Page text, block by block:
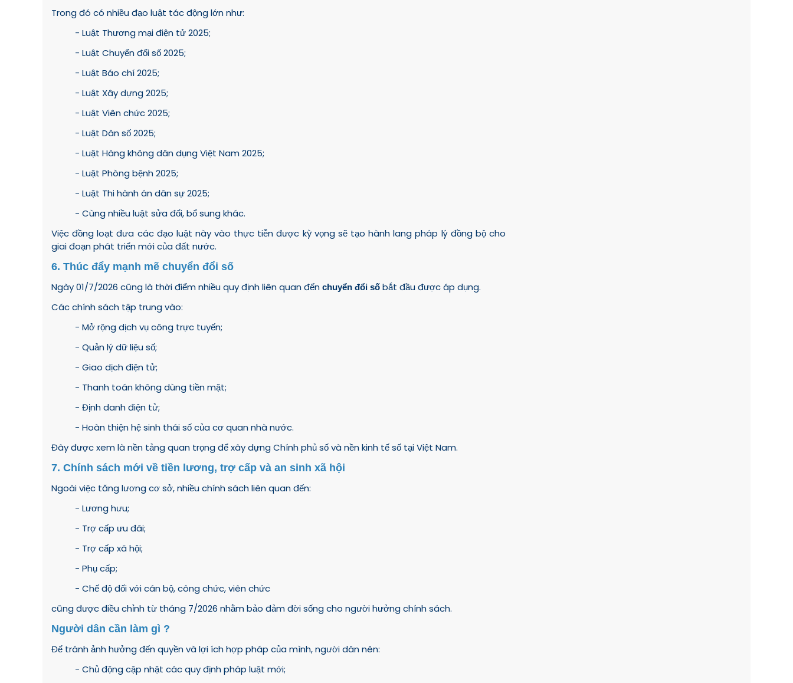
Trong đó có nhiều đạo luật tác động lớn như:
- Luật Thương mại điện tử 2025;
- Luật Chuyển đổi số 2025;
- Luật Báo chí 2025;
- Luật Xây dựng 2025;
- Luật Viên chức 2025;
- Luật Dân số 2025;
- Luật Hàng không dân dụng Việt Nam 2025;
- Luật Phòng bệnh 2025;
- Luật Thi hành án dân sự 2025;
- Cùng nhiều luật sửa đổi, bổ sung khác.
Việc đồng loạt đưa các đạo luật này vào thực tiễn được kỳ vọng sẽ tạo hành lang pháp lý đồng bộ cho
giai đoạn phát triển mới của đất nước.
6. Thúc đẩy mạnh mẽ chuyển đổi số
Ngày 01/7/2026 cũng là thời điểm nhiều quy định liên quan đến chuyển đổi số bắt đầu được áp dụng.
Các chính sách tập trung vào:
- Mở rộng dịch vụ công trực tuyến;
- Quản lý dữ liệu số;
- Giao dịch điện tử;
- Thanh toán không dùng tiền mặt;
- Định danh điện tử;
- Hoàn thiện hệ sinh thái số của cơ quan nhà nước.
Đây được xem là nền tảng quan trọng để xây dựng Chính phủ số và nền kinh tế số tại Việt Nam.
7. Chính sách mới về tiền lương, trợ cấp và an sinh xã hội
Ngoài việc tăng lương cơ sở, nhiều chính sách liên quan đến:
- Lương hưu;
- Trợ cấp ưu đãi;
- Trợ cấp xã hội;
- Phụ cấp;
- Chế độ đối với cán bộ, công chức, viên chức
cũng được điều chỉnh từ tháng 7/2026 nhằm bảo đảm đời sống cho người hưởng chính sách.
Người dân cần làm gì ?
Để tránh ảnh hưởng đến quyền và lợi ích hợp pháp của mình, người dân nên:
- Chủ động cập nhật các quy định pháp luật mới;